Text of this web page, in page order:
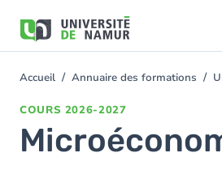
contenu
You
Accueil Annuaire des formations
COURS 2026-2027